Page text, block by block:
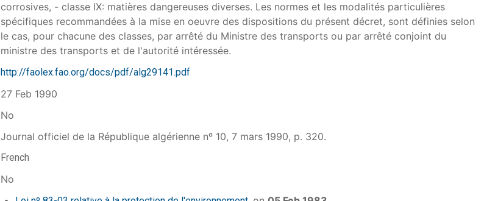
corrosives, - classe IX: matières dangereuses diverses. Les normes et les modalités particulières
spécifiques recommandées à la mise en oeuvre des dispositions du présent décret, sont définies selon
le cas, pour chacune des classes, par arrêté du Ministre des transports ou par arrêté conjoint du
ministre des transports et de l'autorité intéressée.
http://faolex.fao.org/docs/pdf/alg29141.pdf
27 Feb 1990
No
Journal officiel de la République algérienne nº 10, 7 mars 1990, p. 320.
French
No